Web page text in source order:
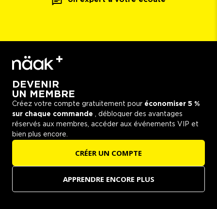
DEVENIR
UN MEMBRE
Créez votre compte gratuitement pour économiser 5 %
sur chaque commande , débloquer des avantages
réservés aux membres, accéder aux événements VIP et
bien plus encore.
CRÉER UN COMPTE
APPRENDRE ENCORE PLUS